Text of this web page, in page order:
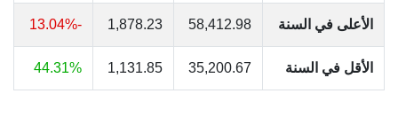
الأعلى في السنة 58,412.98
1,878.23
-13.04%
الأقل في السنة 35,200.67
1,131.85
44.31%